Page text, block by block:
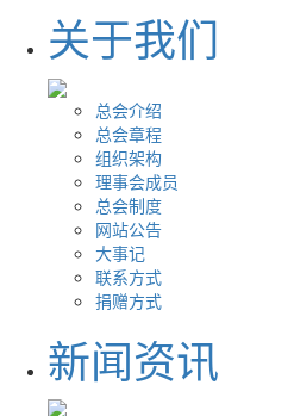
关于我们
总会介绍
总会章程
组织架构
理事会成员
总会制度
网站公告
大事记
联系方式
捐赠方式
新闻资讯